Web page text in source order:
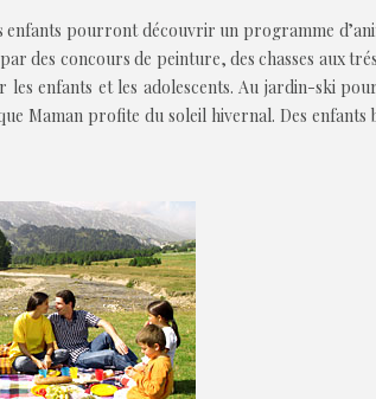
pourront découvrir un programme
concours de peinture, des chasses aux
enfants et les adolescents. Au jardin-ski
Maman profite du soleil hivernal. Des